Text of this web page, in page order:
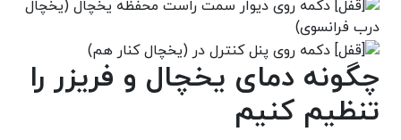
چگونه دمای یخچال و فریزر را
تنظیم کنیم